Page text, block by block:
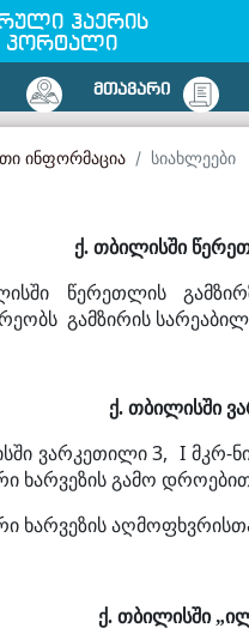
ჰაერის
პორტალი
ᲛᲗᲐᲕᲐᲠᲘ
ინფორმაცია სიახლეები
ქ. თბილისში
წერეთლის
გამზირის
ქ. თბილისში
ვარკეთილი 3, I მკრ-
ხარვეზის გამო
ხარვეზის
ქ. თბილისში